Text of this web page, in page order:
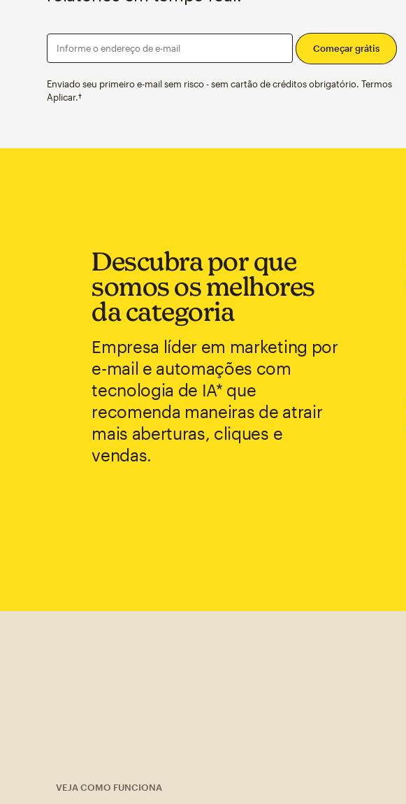
Informe o endereço de e-mail
Enviado seu primeiro e-mail sem risco - sem cartão de créditos obrigatório. Termos
Aplicar.†
Descubra por que
somos os melhores
da categoria
Empresa líder em marketing por
e-mail e automações com
tecnologia de IA* que
recomenda maneiras de atrair
mais aberturas, cliques e
vendas.
VEJA COMO FUNCIONA